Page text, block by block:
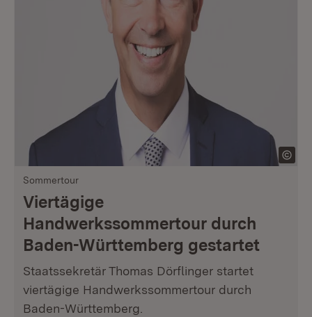
Sommertour
Viertägige
Handwerkssommertour durch
Baden-Württemberg gestartet
Staatssekretär Thomas Dörflinger startet
viertägige Handwerkssommertour durch
Baden-Württemberg.